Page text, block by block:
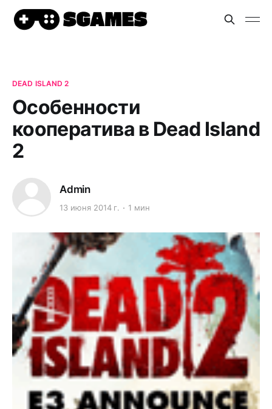
DEAD ISLAND 2
Особенности
кооператива в Dead Island
2
Admin
13 июня 2014 г. 1 мин